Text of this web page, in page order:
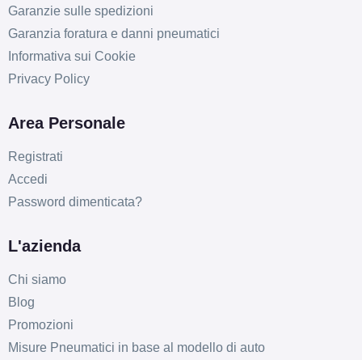
Garanzie sulle spedizioni
Garanzia foratura e danni pneumatici
Informativa sui Cookie
Privacy Policy
Area Personale
Registrati
Accedi
Password dimenticata?
L'azienda
Chi siamo
Blog
Promozioni
Misure Pneumatici in base al modello di auto